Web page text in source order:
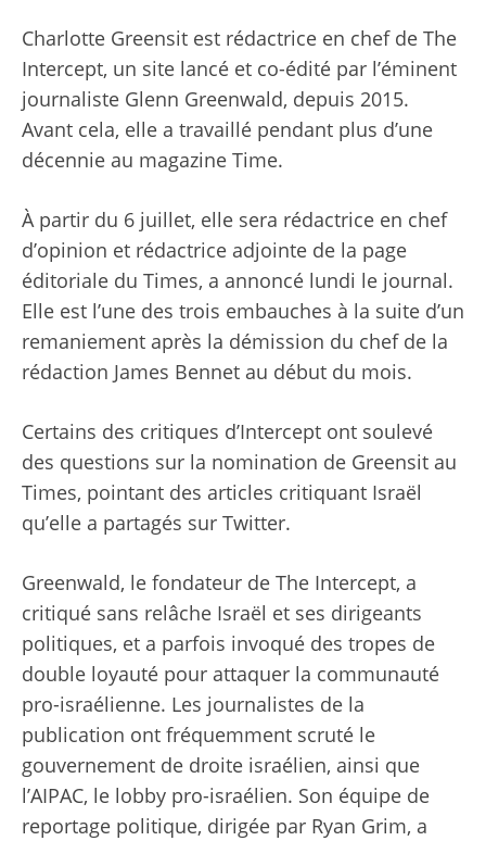
Charlotte Greensit est rédactrice en chef de The
Intercept, un site lancé et co-édité par l’éminent
journaliste Glenn Greenwald, depuis 2015.
Avant cela, elle a travaillé pendant plus d’une
décennie au magazine Time.
À partir du 6 juillet, elle sera rédactrice en chef
d’opinion et rédactrice adjointe de la page
éditoriale du Times, a annoncé lundi le journal.
Elle est l’une des trois embauches à la suite d’un
remaniement après la démission du chef de la
rédaction James Bennet au début du mois.
Certains des critiques d’Intercept ont soulevé
des questions sur la nomination de Greensit au
Times, pointant des articles critiquant Israël
qu’elle a partagés sur Twitter.
Greenwald, le fondateur de The Intercept, a
critiqué sans relâche Israël et ses dirigeants
politiques, et a parfois invoqué des tropes de
double loyauté pour attaquer la communauté
pro-israélienne. Les journalistes de la
publication ont fréquemment scruté le
gouvernement de droite israélien, ainsi que
l’AIPAC, le lobby pro-israélien. Son équipe de
reportage politique, dirigée par Ryan Grim, a